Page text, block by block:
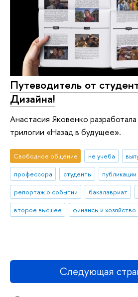
Путеводитель от
Дизайна!
Анастасия Яковенко
трилогии «Назад в будущее».
Свободное общение не учеба
профессора
студенты
публикации
репортаж о событии
бакалавриат
второе высшее
финансы и хозяйство
Следующая